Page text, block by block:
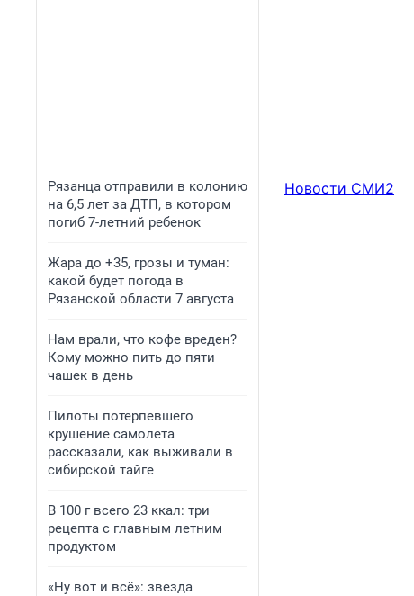
Рязанца отправили в колонию
на 6,5 лет за ДТП, в котором
погиб 7-летний ребенок
Жара до +35, грозы и туман:
какой будет погода в
Рязанской области 7 августа
Нам врали, что кофе вреден?
Кому можно пить до пяти
чашек в день
Пилоты потерпевшего
крушение самолета
рассказали, как выживали в
сибирской тайге
В 100 г всего 23 ккал: три
рецепта с главным летним
продуктом
«Ну вот и всё»: звезда
Новости СМИ2